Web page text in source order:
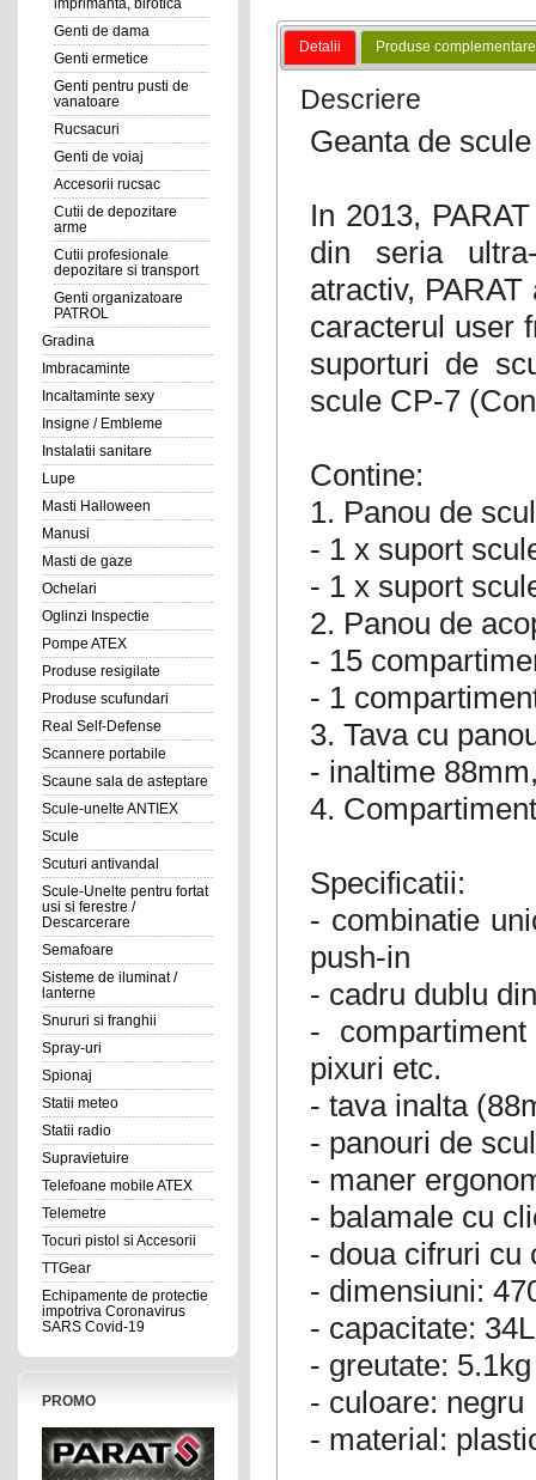
imprimanta, birotica
Genti de dama
Genti ermetice
Genti pentru pusti de
vanatoare
Rucsacuri
Genti de voiaj
Accesorii rucsac
Cutii de depozitare
arme
Cutii profesionale
depozitare si transport
Genti organizatoare
PATROL
Gradina
Imbracaminte
Incaltaminte sexy
Insigne / Embleme
Instalatii sanitare
Lupe
Masti Halloween
Manusi
Masti de gaze
Ochelari
Oglinzi Inspectie
Pompe ATEX
Produse resigilate
Produse scufundari
Real Self-Defense
Scannere portabile
Scaune sala de asteptare
Scule-unelte ANTIEX
Scule
Scuturi antivandal
Scule-Unelte pentru fortat
usi si ferestre /
Descarcerare
Semafoare
Sisteme de iluminat /
lanterne
Snururi si franghii
Spray-uri
Spionaj
Statii meteo
Statii radio
Supravietuire
Telefoane mobile ATEX
Telemetre
Tocuri pistol si Accesorii
TTGear
Echipamente de protectie
impotriva Coronavirus
SARS Covid-19
PROMO
Detalii Produse complementare
Descriere
Geanta de
In 2013,
din seria
atractiv,
caracterul user
suporturi de
scule CP-7
Contine:
1. Panou de
- 1 x suport
- 1 x suport
2. Panou de
- 15
- 1
3. Tava cu
- inaltime
4.
Specificatii:
- combinatie
push-in
- cadru dublu
-
pixuri etc.
- tava inalta
- panouri de
- maner
- balamale cu
- doua cifruri cu
- dimensiuni:
- capacitate: 34L
- greutate: 5.1kg
- culoare: negru
- material: